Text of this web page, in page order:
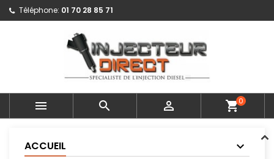
Téléphone: 01 70 28 85 71
   shopping_cart0
ACCUEIL